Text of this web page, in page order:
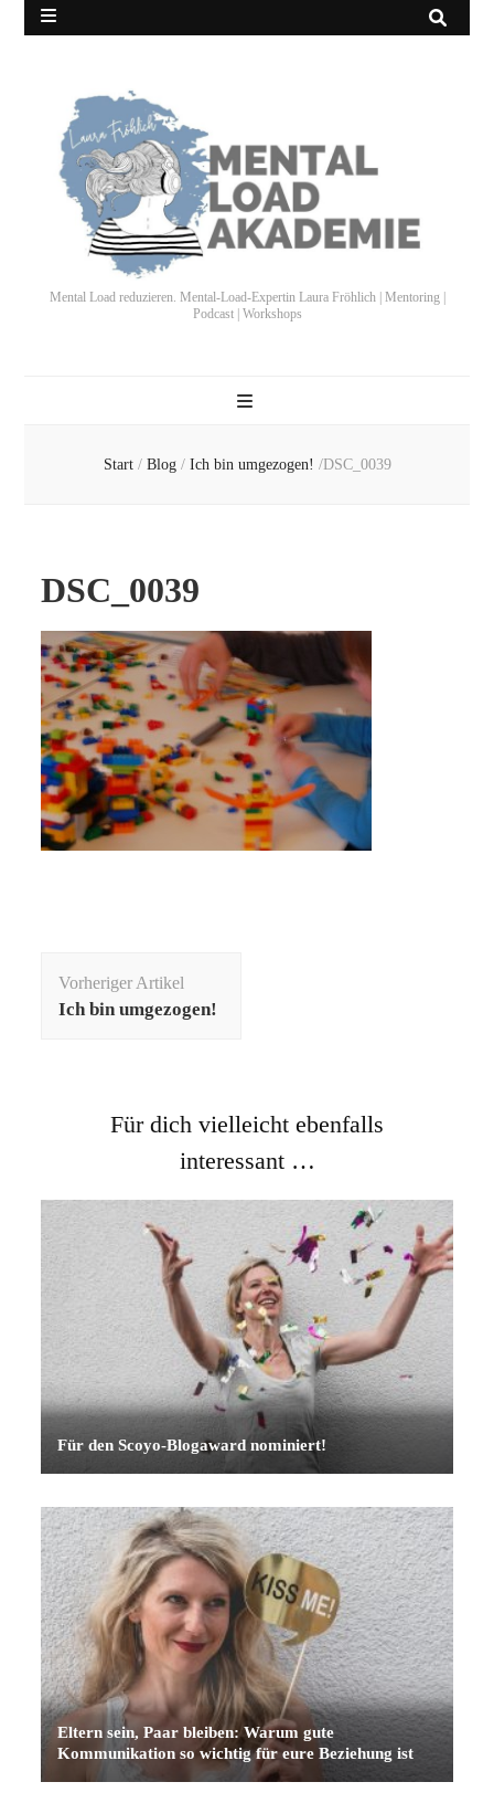
Mental Load reduzieren. Mental-Load-Expertin Laura Fröhlich | Mentoring |
Podcast | Workshops
Start / Blog / Ich bin umgezogen! /DSC_0039
DSC_0039
Vorheriger Artikel
Ich bin umgezogen!
Für dich vielleicht ebenfalls
interessant …
Für den Scoyo-Blogaward nominiert!
Eltern sein, Paar bleiben: Warum gute
Kommunikation so wichtig für eure Beziehung ist